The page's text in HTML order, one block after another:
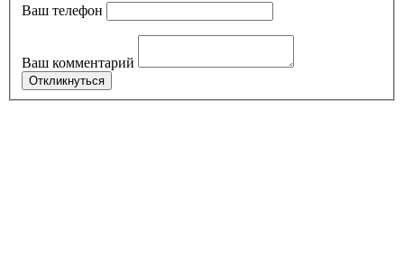
Ваш телефон
Ваш комментарий
Откликнуться